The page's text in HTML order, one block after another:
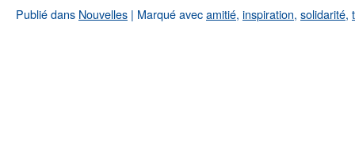
Publié dans Nouvelles | Marqué avecamitié, inspiration, solidarité,